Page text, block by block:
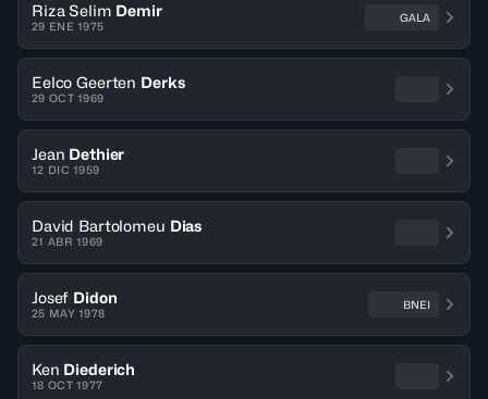
Riza Selim Demir
29 ENE 1975
GALA
Eelco Geerten Derks
29 OCT 1969
Jean Dethier
12 DIC 1959
David Bartolomeu Dias
21 ABR 1969
Josef Didon
25 MAY 1978
BNEI
Ken Diederich
18 OCT 1977